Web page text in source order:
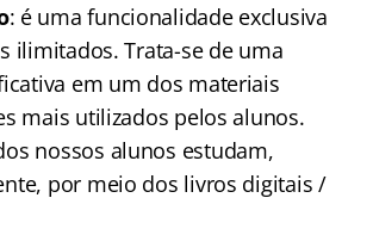
: é uma funcionalidade exclusiva
ilimitados. Trata-se de uma
em um dos materiais
mais utilizados pelos alunos.
nossos alunos estudam,
por meio dos livros digitais /